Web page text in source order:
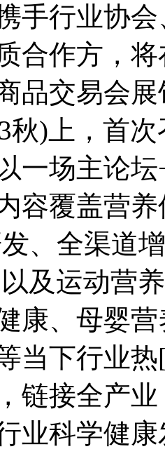
手行业协
合作方，
品交易会
秋)上，首
一场主论
容覆盖营
、全渠道
及运动营
康、母婴
当下行业
链接全产
业科学健